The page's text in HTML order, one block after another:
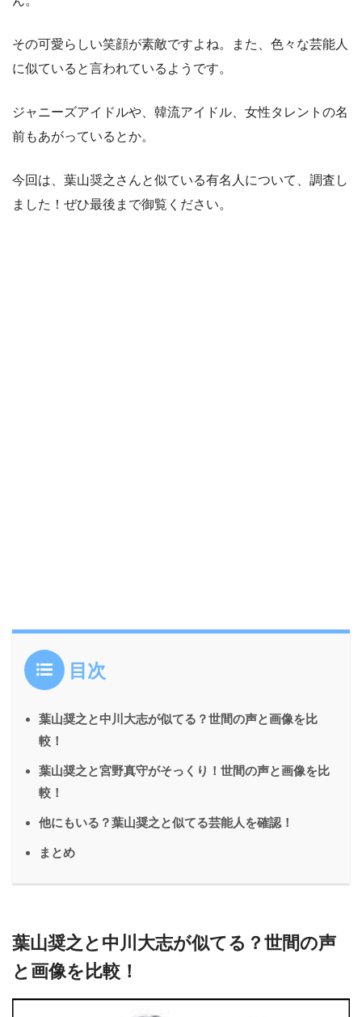
その可愛らしい笑顔が素敵ですよね。また、色々な芸能人
に似ていると言われているようです。
ジャニーズアイドルや、韓流アイドル、女性タレントの名
前もあがっているとか。
今回は、葉山奨之さんと似ている有名人について、調査し
ました！ぜひ最後まで御覧ください。
目次
葉山奨之と中川大志が似てる？世間の声と画像を比
較！
葉山奨之と宮野真守がそっくり！世間の声と画像を比
較！
他にもいる？葉山奨之と似てる芸能人を確認！
まとめ
葉山奨之と中川大志が似てる？世間の声
と画像を比較！